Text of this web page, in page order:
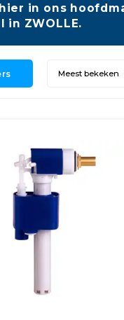
in ons
in ZWOLLE.
Meest bekeken